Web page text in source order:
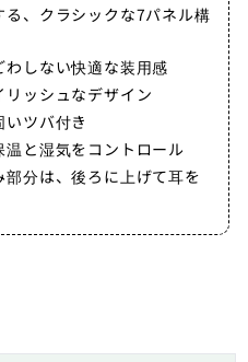
、クラシックな7パネル構
しない快適な装用感
ッシュなデザイン
ツバ付き
温と湿気をコントロール
分は、後ろに上げて耳を